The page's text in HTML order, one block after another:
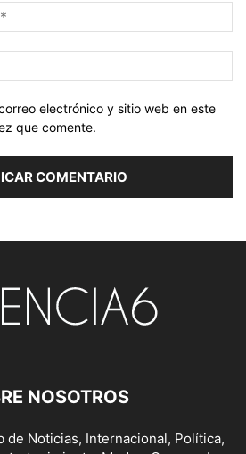
electrónico y sitio web en este
que comente.
NOSOTROS
de Noticias, Internacional, Política,